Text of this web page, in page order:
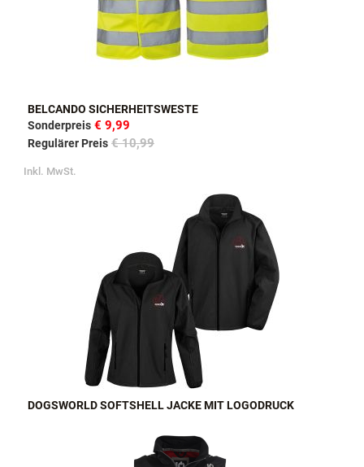
BELCANDO SICHERHEITSWESTE
Sonderpreis € 9,99
Regulärer Preis € 10,99
Inkl. MwSt.
DOGSWORLD SOFTSHELL JACKE MIT LOGODRUCK